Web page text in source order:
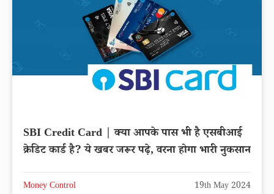
SBI Credit Card | क्या आपके पास भी है एसबीआई
क्रेडिट कार्ड है? ये खबर जरूर पढ़े, वरना होगा भारी नुकसान
Money Control 19th May 2024